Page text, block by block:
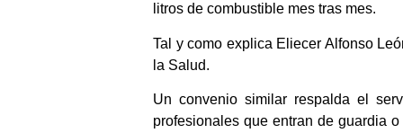
litros de combustible mes tras mes.
Tal y como explica Eliecer Alfonso
la Salud.
Un convenio similar respalda el
profesionales que entran de guardia